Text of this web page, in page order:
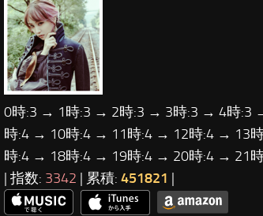
0時:3 → 1時:3 → 2時:3 → 3時:3 → 4時
時:4 → 10時:4 → 11時:4 → 12時:4 → 13
時:4 → 18時:4 → 19時:4 → 20時:4 → 21
| 指数: 3342 | 累積: 451821 |